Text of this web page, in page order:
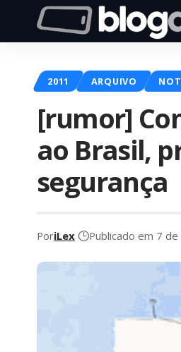
2011 ARQUIVO
[rumor]
ao Brasil,
segurança
PoriLex Publicado em 7